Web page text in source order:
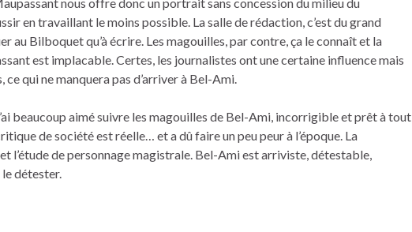
en travaillant le moins possible. La salle de rédaction, c’est du grand
au Bilboquet qu’à écrire. Les magouilles, par contre, ça le connaît et la
est implacable. Certes, les journalistes ont une certaine influence mais
qui ne manquera pas d’arriver à Bel-Ami.
beaucoup aimé suivre les magouilles de Bel-Ami, incorrigible et prêt à tout
de société est réelle… et a dû faire un peu peur à l’époque. La
l’étude de personnage magistrale. Bel-Ami est arriviste, détestable,
le détester.